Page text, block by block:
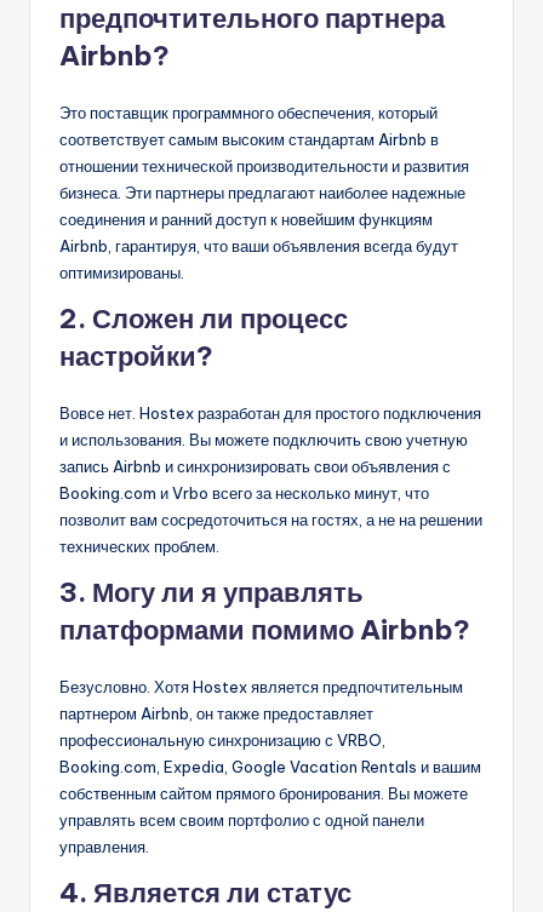
предпочтительного партнера
Airbnb?
Это поставщик программного обеспечения, который
соответствует самым высоким стандартам Airbnb в
отношении технической производительности и развития
бизнеса. Эти партнеры предлагают наиболее надежные
соединения и ранний доступ к новейшим функциям
Airbnb, гарантируя, что ваши объявления всегда будут
оптимизированы.
2. Сложен ли процесс
настройки?
Вовсе нет. Hostex разработан для простого подключения
и использования. Вы можете подключить свою учетную
запись Airbnb и синхронизировать свои объявления с
Booking.com и Vrbo всего за несколько минут, что
позволит вам сосредоточиться на гостях, а не на решении
технических проблем.
3. Могу ли я управлять
платформами помимо Airbnb?
Безусловно. Хотя Hostex является предпочтительным
партнером Airbnb, он также предоставляет
профессиональную синхронизацию с VRBO,
Booking.com, Expedia, Google Vacation Rentals и вашим
собственным сайтом прямого бронирования. Вы можете
управлять всем своим портфолио с одной панели
управления.
4. Является ли статус